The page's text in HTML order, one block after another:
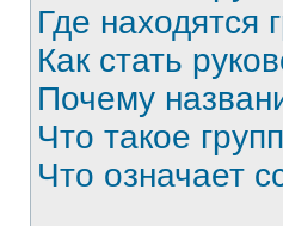
Где находятся
Как стать
Почему
Что такое
Что означает